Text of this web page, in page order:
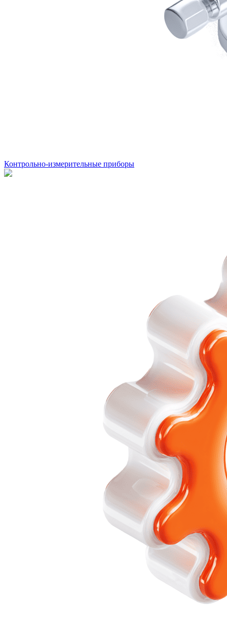
Контрольно-измерительные приборы